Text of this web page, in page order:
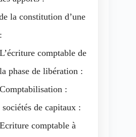
la constitution d’une
L’écriture comptable de
la phase de libération :
Comptabilisation :
sociétés de capitaux :
Ecriture comptable à